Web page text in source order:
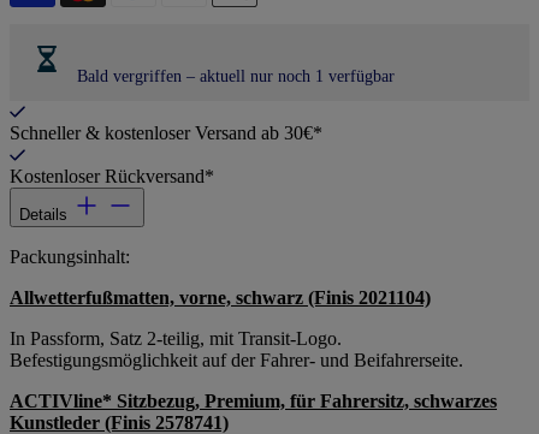
Bald vergriffen – aktuell nur noch 1 verfügbar
Schneller & kostenloser Versand ab 30€*
Kostenloser Rückversand*
Details
Packungsinhalt:
Allwetterfußmatten, vorne, schwarz (Finis 2021104)
In Passform, Satz 2-teilig, mit Transit-Logo.
Befestigungsmöglichkeit auf der Fahrer- und Beifahrerseite.
ACTIVline* Sitzbezug, Premium, für Fahrersitz, schwarzes
Kunstleder (Finis 2578741)